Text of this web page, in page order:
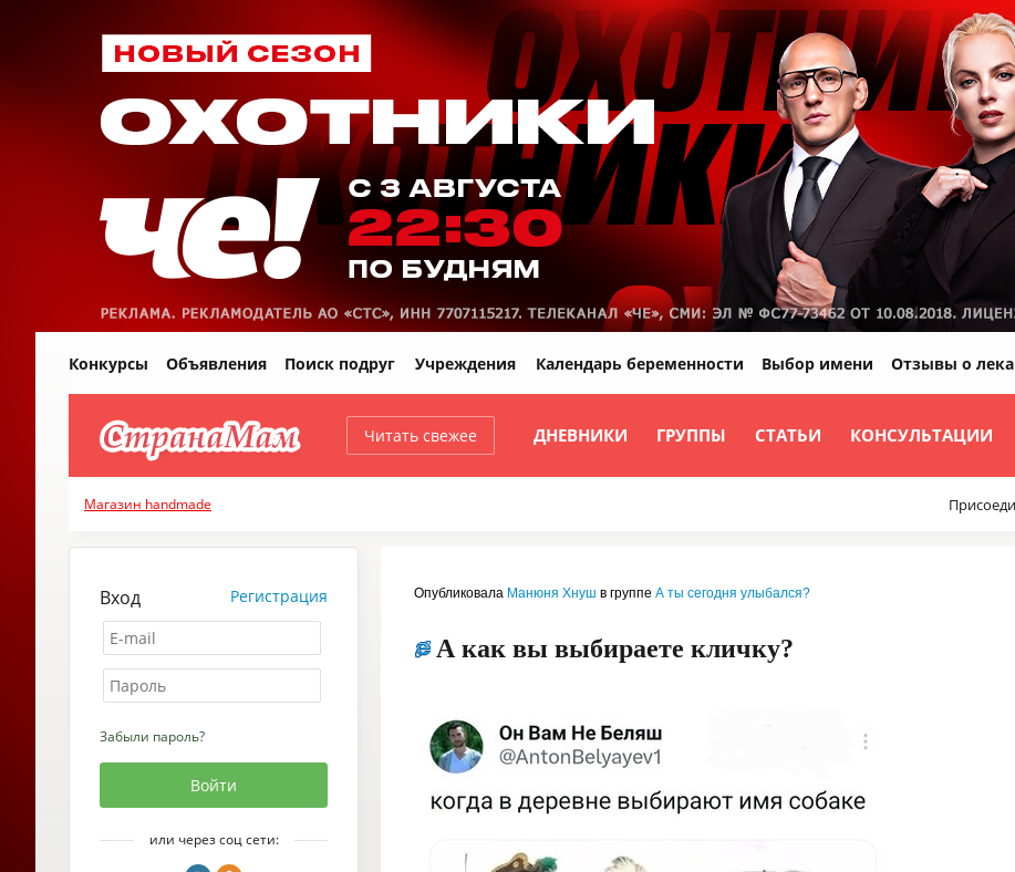
Читать свежее ДНЕВНИКИ ГРУППЫ СТАТЬИ КОНСУЛЬТАЦИИ
Конкурсы Объявления Поиск подруг Учреждения Календарь беременности Выбор имени Отзывы о
Магазин handmade
Опубликовала Манюня Хнуш в группе А ты сегодня улыбался?
А как вы выбираете кличку?
Вход Регистрация
Забыли пароль?
или через соц сети: